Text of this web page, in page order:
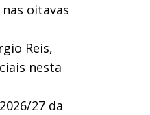
oitavas
Reis,
nesta
27 da